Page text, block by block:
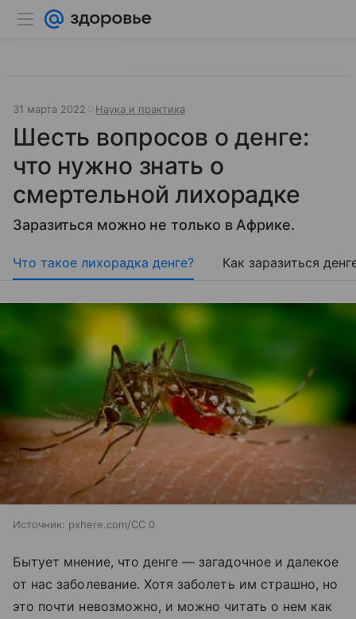
31 марта 2022 Наука и практика
Шесть вопросов о денге:
что нужно знать о
смертельной лихорадке
Заразиться можно не только в Африке.
Что такое лихорадка денге? Как заразиться
Источник: pxhere.com/CC 0
Бытует мнение, что денге — загадочное и далекое
от нас заболевание. Хотя заболеть им страшно, но
это почти невозможно, и можно читать о нем как